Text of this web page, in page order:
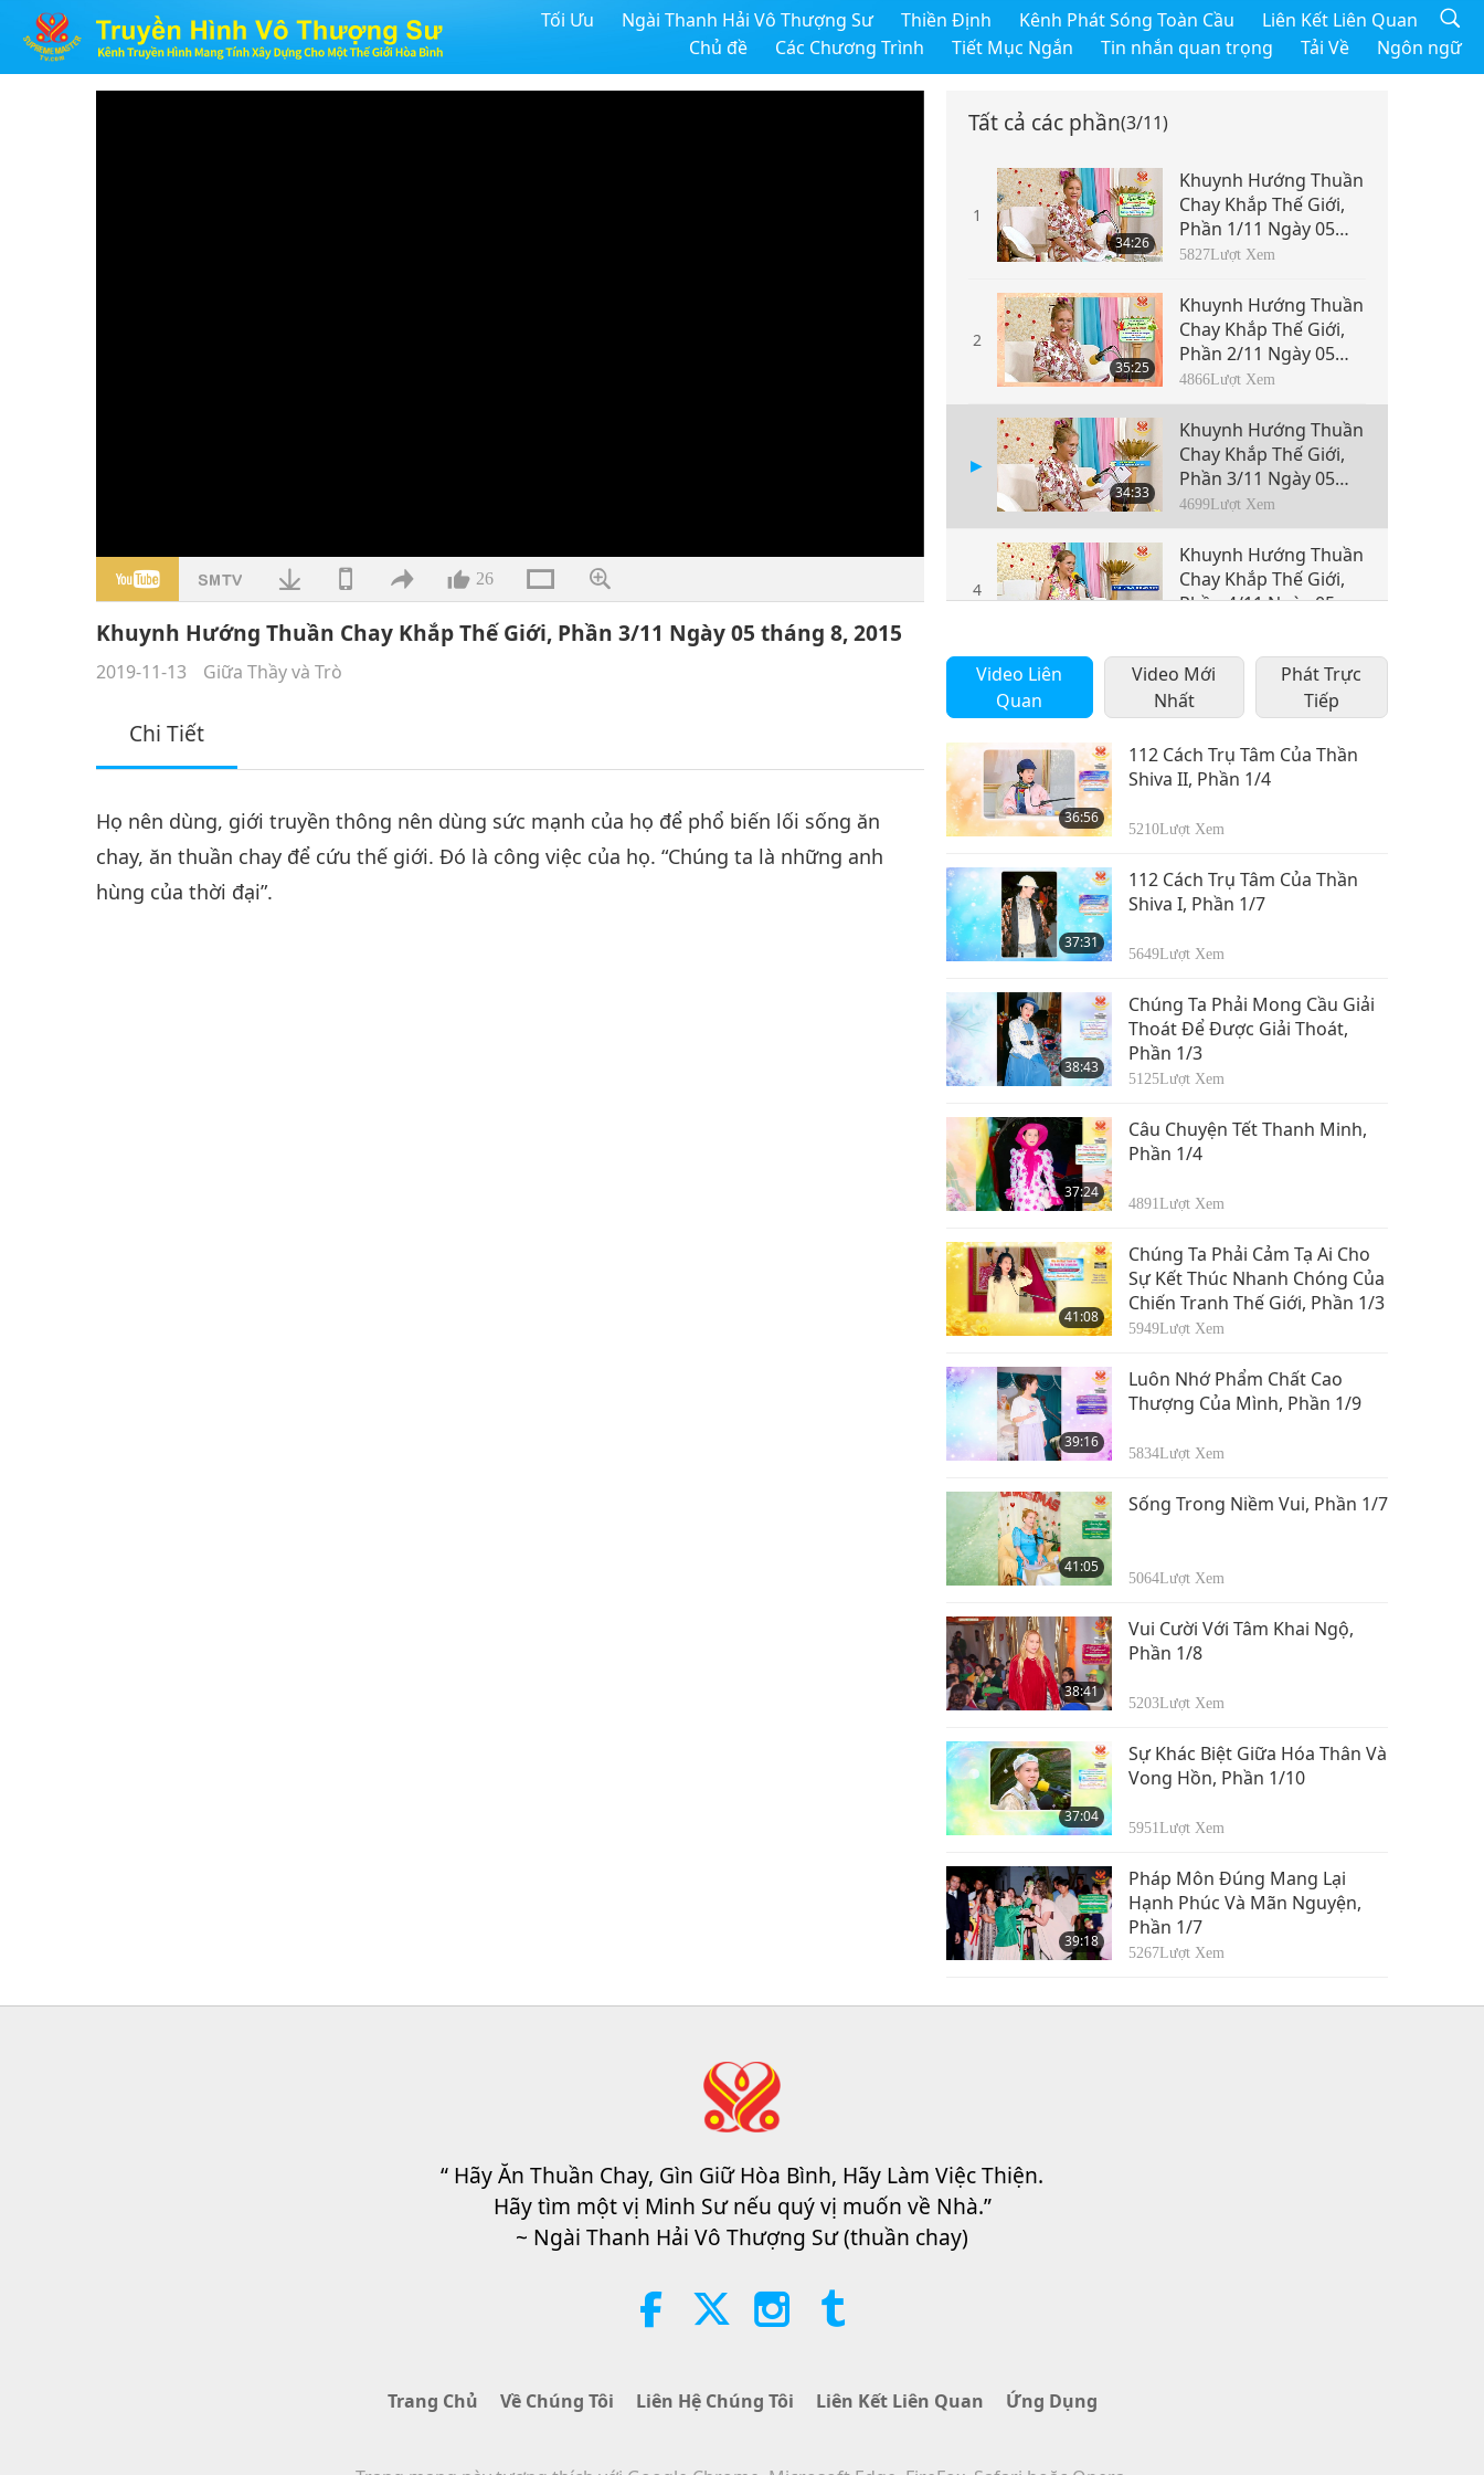
Tối Ưu Ngài Thanh Hải Vô Thượng Sư Thiền Định Kênh Phát Sóng Toàn Cầu
Liên Kết Liên Quan
Chủ đề
Các Chương Trình Tiết Mục Ngắn Tin nhắn quan trọng Tải Về Ngôn ngữ
26
Khuynh Hướng Thuần Chay Khắp Thế Giới, Phần 3/11 Ngày 05 tháng 8, 2015
2019-11-13 Giữa Thầy và Trò
Chi Tiết
Họ nên dùng, giới truyền thông nên dùng sức mạnh của họ để phổ biến lối sống ăn
chay, ăn thuần chay để cứu thế giới. Đó là công việc của họ. “Chúng ta là những anh
hùng của thời đại”.
Tất cả các phần(3/11)
1
34:26
Khuynh Hướng Thuần
Chay Khắp Thế Giới,
Phần 1/11 Ngày 05
tháng 8, 2015
5827Lượt Xem
2
35:25
Khuynh Hướng Thuần
Chay Khắp Thế Giới,
Phần 2/11 Ngày 05
tháng 8, 2015
4866Lượt Xem
34:33
Khuynh Hướng Thuần
Chay Khắp Thế Giới,
Phần 3/11 Ngày 05
tháng 8, 2015
4699Lượt Xem
4
Khuynh Hướng Thuần
Chay Khắp Thế Giới,
Phần 4/11 Ngày 05 &
5
Khuynh Hướng Thuần
Chay Khắp Thế Giới,
tháng 8, 2015
4552Lượt Xem
6
Chay Khắp Thế Giới,
tháng 8, 2015
4403Lượt Xem
7
Chay Khắp Thế Giới,
tháng 8, 2015
7212 Lượt Xem
8
Khuynh Hướng Thuần
Chay Khắp Thế Giới,
tháng 8, 2015
4872Lượt Xem
9
Chay Khắp Thế Giới,
tháng 8, 2015
5209 Lượt Xem
10
Khuynh Hướng Thuần
Chay Khắp Thế Giới,
tháng 8, 2015
5146Lượt Xem
11
33:59
Chay Khắp Thế Giới,
tháng 8, 2015
4770Lượt Xem
Video Liên
Quan
Video Mới
Nhất
Phát Trực
Tiếp
36:56
112 Cách Trụ Tâm Của Thần
Shiva II, Phần 1/4
5210Lượt Xem
37:31
112 Cách Trụ Tâm Của Thần
Shiva I, Phần 1/7
5649Lượt Xem
38:43
Chúng Ta Phải Mong Cầu Giải
Thoát Để Được Giải Thoát,
Phần 1/3
5125Lượt Xem
37:24
Câu Chuyện Tết Thanh Minh,
Phần 1/4
4891Lượt Xem
41:08
Chúng Ta Phải Cảm Tạ Ai Cho
Sự Kết Thúc Nhanh Chóng Của
Chiến Tranh Thế Giới, Phần 1/3
5949Lượt Xem
39:16
Luôn Nhớ Phẩm Chất Cao
Thượng Của Mình, Phần 1/9
5834Lượt Xem
41:05
Sống Trong Niềm Vui, Phần 1/7
5064Lượt Xem
38:41
Vui Cười Với Tâm Khai Ngộ,
Phần 1/8
5203Lượt Xem
37:04
Sự Khác Biệt Giữa Hóa Thân Và
Vong Hồn, Phần 1/10
5951Lượt Xem
39:18
Pháp Môn Đúng Mang Lại
Hạnh Phúc Và Mãn Nguyện,
Phần 1/7
5267Lượt Xem
“ Hãy Ăn Thuần Chay, Gìn Giữ Hòa Bình, Hãy Làm Việc Thiện.
Hãy tìm một vị Minh Sư nếu quý vị muốn về Nhà.”
~ Ngài Thanh Hải Vô Thượng Sư (thuần chay)
Trang Chủ Về Chúng Tôi Liên Hệ Chúng Tôi Liên Kết Liên Quan Ứng Dụng